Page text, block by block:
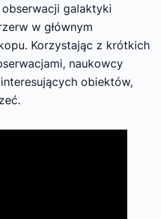
galaktyki
w głównym
Korzystając z krótkich
naukowcy
obiektów,